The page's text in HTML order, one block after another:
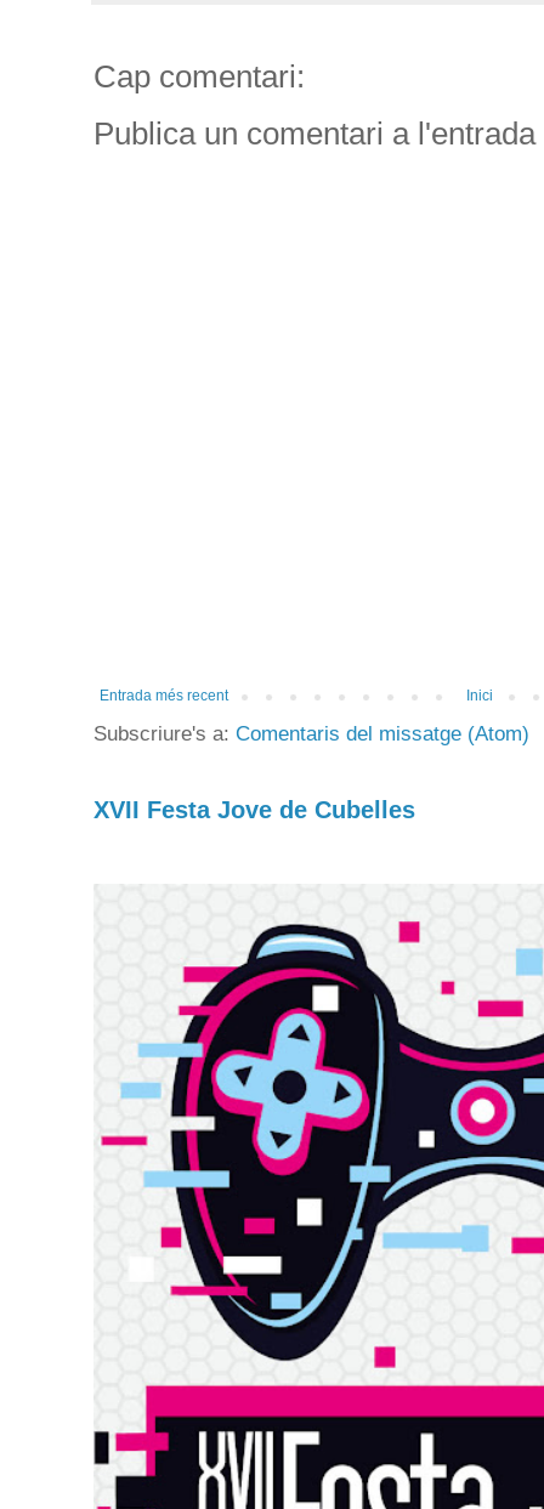
Cap comentari:
Publica un comentari a l'entrada
Entrada més recent Inici
Subscriure's a: Comentaris del missatge (Atom)
XVII Festa Jove de Cubelles